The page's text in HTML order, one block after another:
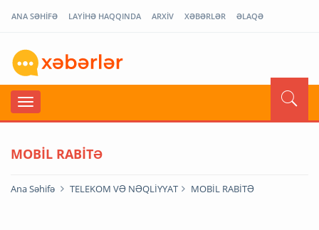
ANA SƏHİFƏ LAYİHƏ HAQQINDA ARXİV XƏBƏRLƏR ƏLAQƏ
MOBİL RABİTƏ
Ana Səhifə TELEKOM VƏ NƏQLİYYAT MOBİL RABİTƏ